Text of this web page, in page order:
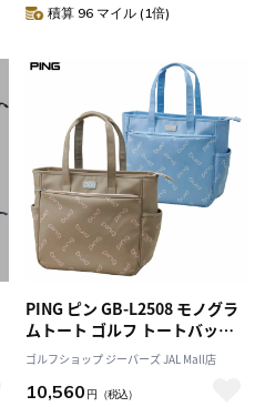
積算 96 マイル (1倍)
PING ピン GB-L2508 モノグラ
ムトート ゴルフ トートバッグ
タウンユース 2025年モデル 日
本正規品
ゴルフショップ ジーパーズ JAL Mall店
10,560 円 （税込）